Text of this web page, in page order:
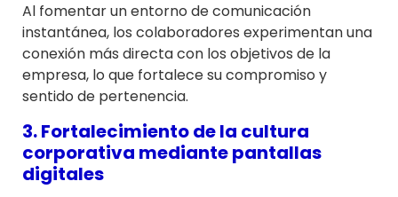
Al fomentar un entorno de comunicación
instantánea, los colaboradores experimentan una
conexión más directa con los objetivos de la
empresa, lo que fortalece su compromiso y
sentido de pertenencia.
3. Fortalecimiento de la cultura
corporativa mediante pantallas
digitales